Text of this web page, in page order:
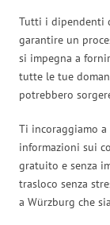
Tutti i dipendenti
garantire un
si impegna a
tutte le tue
potrebbero
Ti incoraggiamo
informazioni sui
gratuito e senza
trasloco senza
a Würzburg che